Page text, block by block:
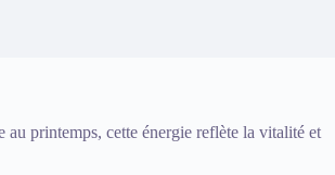
printemps, cette énergie reflète la vitalité et